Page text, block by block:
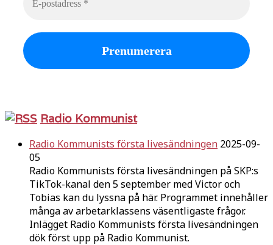
Radio Kommunist
Radio Kommunists första livesändningen 2025-09-
05
Radio Kommunists första livesändningen på SKP:s
TikTok-kanal den 5 september med Victor och
Tobias kan du lyssna på här. Programmet innehåller
många av arbetarklassens väsentligaste frågor.
Inlägget Radio Kommunists första livesändningen
dök först upp på Radio Kommunist.